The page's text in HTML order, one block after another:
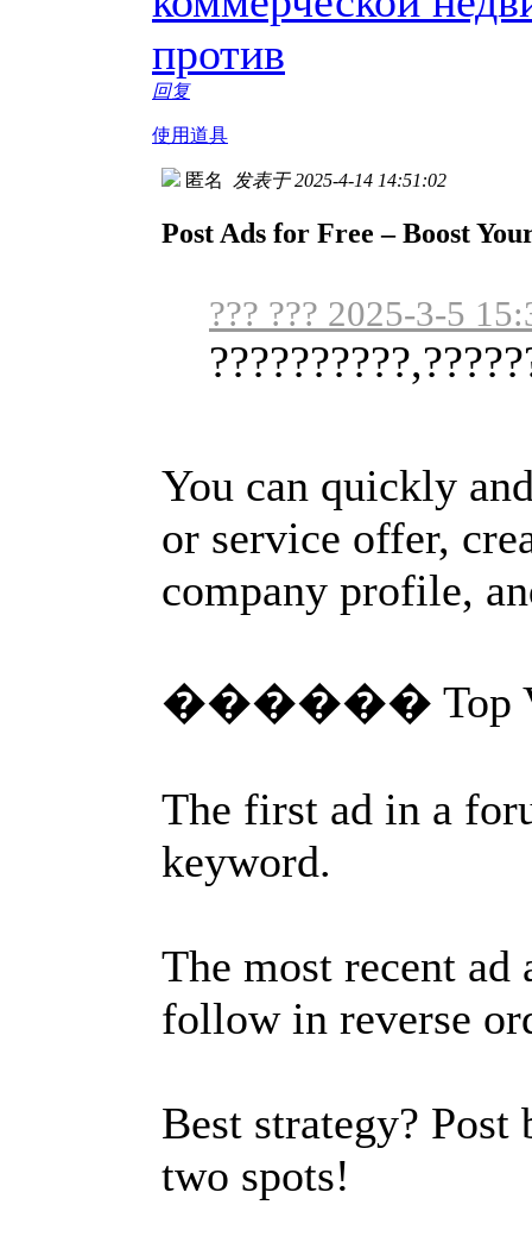
против
回复
使用道具
匿名 发表于 2025-4-14 14:51:02
Post Ads for Free – Boost
??? ??? 2025-3-5
You can quickly
or service offer,
company profile,
������ Top
The first ad in a
keyword.
The most recent ad
follow in reverse
Best strategy?
two spots!